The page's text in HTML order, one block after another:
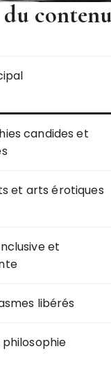
du
candides et
et arts érotiques
et
libérés